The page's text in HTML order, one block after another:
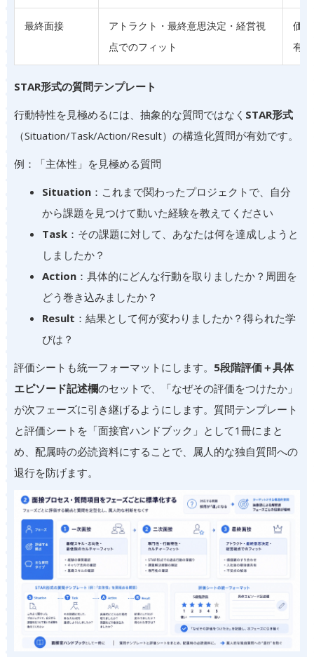
最終面接
アトラクト・最終意思決定・経営視
点でのフィット
価
有
STAR形式の質問テンプレート
行動特性を見極めるには、抽象的な質問ではなく STAR形式
（Situation/Task/Action/Result）の構造化質問が有効です。
例：「主体性」を見極める質問
Situation ：これまで関わったプロジェクトで、自分
から課題を見つけて動いた経験を教えてください
Task ：その課題に対して、あなたは何を達成しようと
しましたか？
Action ：具体的にどんな行動を取りましたか？周囲を
どう巻き込みましたか？
Result ：結果として何が変わりましたか？得られた学
びは？
評価シートも統一フォーマットにします。 5段階評価＋具体
エピソード記述欄のセットで、「なぜその評価をつけたか」
が次フェーズに引き継げるようにします。質問テンプレート
と評価シートを「面接官ハンドブック」として1冊にまと
め、配属時の必読資料にすることで、属人的な独自質問への
退行を防げます。